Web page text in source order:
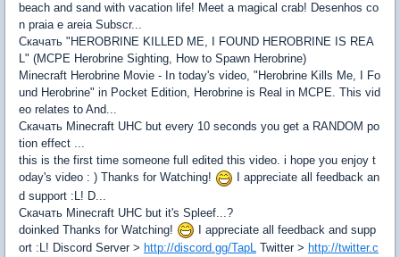
beach and sand with vacation life! Meet a magical crab! Desenhos co
n praia e areia Subscr...
Скачать "HEROBRINE KILLED ME, I FOUND HEROBRINE IS REA
L" (MCPE Herobrine Sighting, How to Spawn Herobrine)
Minecraft Herobrine Movie - In today's video, "Herobrine Kills Me, I Fo
und Herobrine" in Pocket Edition, Herobrine is Real in MCPE. This vid
eo relates to And...
Скачать Minecraft UHC but every 10 seconds you get a RANDOM po
tion effect ...
this is the first time someone full edited this video. i hope you enjoy t
oday's video : ) Thanks for Watching!
I appreciate all feedback an
d support :L! D...
Скачать Minecraft UHC but it's Spleef...?
doinked Thanks for Watching!
I appreciate all feedback and supp
ort :L! Discord Server > http://discord.gg/TapL Twitter > http://twitter.c